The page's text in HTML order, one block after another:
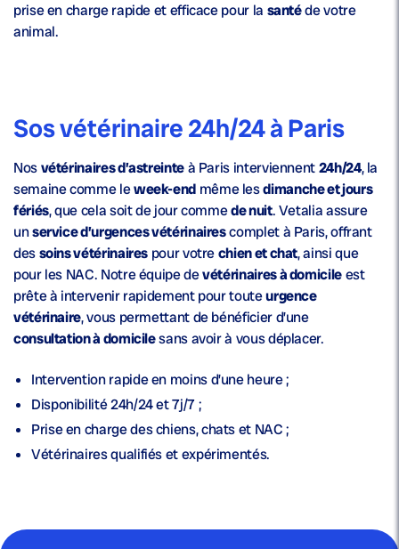
prise en charge rapide et efficace pour la santéde votre
animal.
Sos vétérinaire 24h/24 à Paris
Nosvétérinaires d’astreinteà Paris interviennent24h/24, la
semaine comme leweek-end même lesdimanche et jours
fériés, que cela soit de jour commede nuit. Vetalia assure
unservice d’urgences vétérinairescomplet à Paris, offrant
dessoins vétérinaires pour votrechien et chat, ainsi que
pour les NAC. Notre équipe devétérinaires à domicileest
prête à intervenir rapidement pour touteurgence
vétérinaire, vous permettant de bénéficier d’une
consultation à domicilesans avoir à vous déplacer.
Intervention rapide en moins d’une heure ;
Disponibilité 24h/24 et 7j/7 ;
Prise en charge des chiens, chats et NAC ;
Vétérinaires qualifiés et expérimentés.